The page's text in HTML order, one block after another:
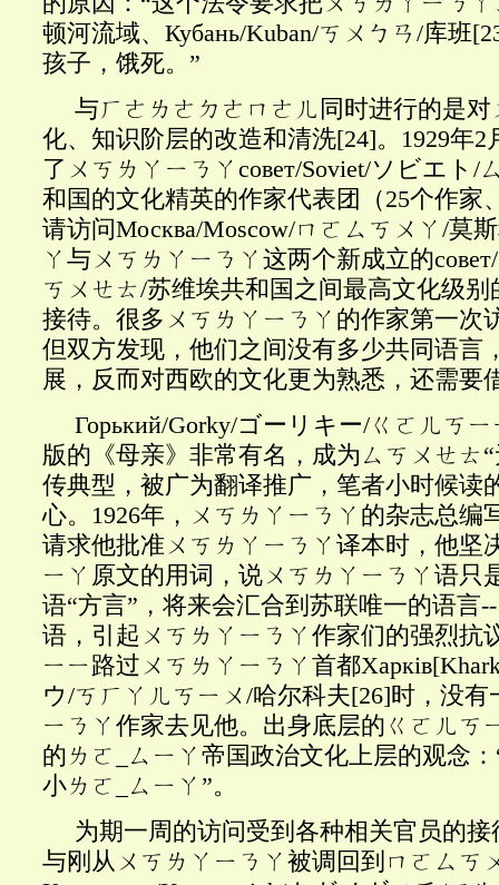
顿河流域、Кубань/Kuban/ㄎㄨㄅㄢ/库班
孩子，饿死。”
与ㄏㄜㄌㄜㄉㄜㄇㄜㄦ同时进行的是
化、知识阶层的改造和清洗[24]。 1929年
了ㄨㄎㄌㄚㄧㄋㄚсовет/Soviet/ソビエト/
和国的文化精英的作家代表团（25个作家
请访问Москва/Moscow/ㄇㄛㄙㄎㄨㄚ/莫
ㄚ与ㄨㄎㄌㄚㄧㄋㄚ这两个新成立的
ㄎㄨㄝㄊ/苏维埃共和国之间最高文化级
接待。很多ㄨㄎㄌㄚㄧㄋㄚ的作家第一次
但双方发现，他们之间没有多少共同语言
展，反而对西欧的文化更为熟悉，还需要
Горький/Gorky/ゴーリキー/ㄍㄛㄦㄎㄧ
版的《母亲》非常有名，成为ㄙㄎㄨㄝㄊ
传典型，被广为翻译推广，笔者小时候读
心。1926年，ㄨㄎㄌㄚㄧㄋㄚ的杂志总编
请求他批准ㄨㄎㄌㄚㄧㄋㄚ译本时，他坚
ㄧㄚ原文的用词，说ㄨㄎㄌㄚㄧㄋㄚ语只
语“方言”，将来会汇合到苏联唯一的语言
语，引起ㄨㄎㄌㄚㄧㄋㄚ作家们的强烈抗
ㄧㄧ路过ㄨㄎㄌㄚㄧㄋㄚ首都Харків
ウ/ㄎㄏㄚㄦㄎㄧㄨ/哈尔科夫[26]时，没有
ㄧㄋㄚ作家去见他。出身底层的ㄍㄛㄦㄎ
的ㄌㄛ_ㄙㄧㄚ帝国政治文化上层的观念
小ㄌㄛ_ㄙㄧㄚ”。
为期一周的访问受到各种相关官员的
与刚从ㄨㄎㄌㄚㄧㄋㄚ被调回到ㄇㄛㄙㄎ